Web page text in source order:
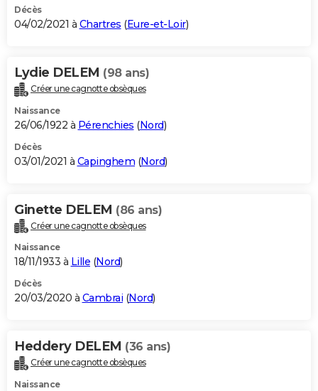
Décès
04/02/2021 à Chartres (Eure-et-Loir)
Lydie DELEM (98 ans)
Créer une cagnotte obsèques
Naissance
26/06/1922 à Pérenchies (Nord)
Décès
03/01/2021 à Capinghem (Nord)
Ginette DELEM (86 ans)
Créer une cagnotte obsèques
Naissance
18/11/1933 à Lille (Nord)
Décès
20/03/2020 à Cambrai (Nord)
Heddery DELEM (36 ans)
Créer une cagnotte obsèques
Naissance